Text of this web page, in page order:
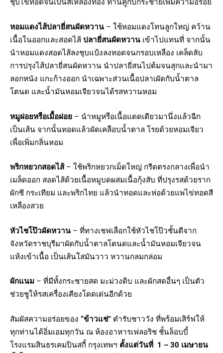
ชุบไข่ทอดจนเป็นสีเหลืองทอง ทานคู่กับกระชายเพิ่มความอร่อย
หอมแดงไส้ปลายี่สนผัดหวาน – ใช้หอมแดงโทนลูกใหญ่ คว้าน
เนื้อในออกและสอดไส้ ปลา​ยี่สนผัดหวาน เข้าไปแทนที่ จากนั้น
นำหอมแดงสอดไส้ลงชุบแป้งลงทอดจนกรอบเหลือง เคล็ดลับ
การปรุงไส้ปลา​ยี่สนผัดหวาน นำปลายี่สนไปต้มจนสุกและนำมา
ลอกหนัง แกะก้างออก นำเฉพาะส่วนเนื้อปลาเผัดกับน้ำตาล
โตนด และน้ำมันหอมเจียวจนได้รสหวานหอม
หมูฝอยหรือเมื้อฝอย – นำหมูหรือเนื้อแดดเดียวมานึ่งแล้วฉีก
เป็นเส้น จากนั้นทอดแล้วผัดเคลือบน้ำตาล โรยด้วยหอมเจียว
เพื่อเพิ่มกลิ่นหอม
พริกหยวกสอดไส้– ใช้พริกหยวกเม็ดใหญ่ กรีดตรงกลางเพื่อนำ
เมล็ดออก สอดไส้ด้วยเนื้อหมูบดผสมเนื้อกุ้งสับ ที่ปรุงรสด้วยราก
ผักชี กระเทียม และพริกไทย แล้วนำทอดและห่อด้วยแพไข่ทอดสี
เหลืองสวย
หัวไชโป๊วผัดหวาน – ที่ทางเชฟเลือกใช้หัวไชโป๊วชั้นดีจาก
จังหวัดราชบุรีมาผัดกับน้ำตาลโตนดและน้ำมันหอมเจียวจน
แห้งเข้าเนื้อ เป็นเส้นใสมันวาว หวานกลมกล่อม
ผักแนม – ที่มีทั้งกระชายสด มะม่วงดิบ และผักสดอื่นๆ เป็นตัว
ช่วยชูให้รสเครื่องเคียงโดดเด่นอีกด้วย
สัมผัสความอร่อยของ “ข้าวแช่” ตำรับชาววัง ที่พร้อมเสิร์ฟให้​
ทุกท่านได้อิ่มเอมทุกวัน ณ ห้องอาหารเฟลอริช ชั้นล็อบบี้
โรงแรมสินธรเคมปินสกี้ กรุงเทพฯ ตั้งแต่วันที่ 1 – 30 เมษายน